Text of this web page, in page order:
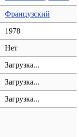
Французский
1978
Нет
Загрузка...
Загрузка...
Загрузка...